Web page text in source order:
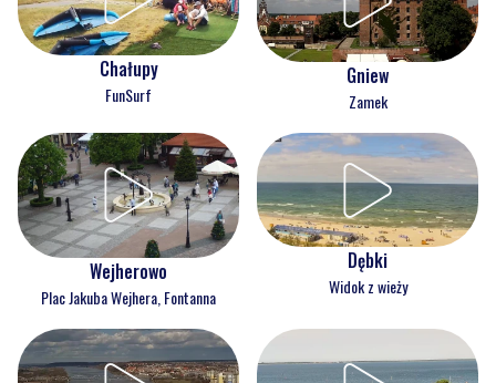
Chałupy
FunSurf
Gniew
Zamek
Wejherowo
Plac Jakuba Wejhera, Fontanna
Dębki
Widok z wieży